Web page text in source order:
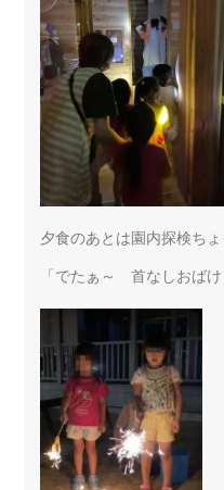
夕食のあとは園内探検ちょ
「でたぁ～ 首なしおばけ